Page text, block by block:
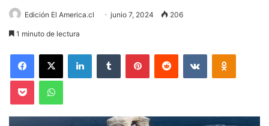
Edición El America.cl junio 7, 2024 206
1 minuto de lectura
Facebook
X LinkedInTumblr PinterestReddit VKontakte
Pocket WhatsApp